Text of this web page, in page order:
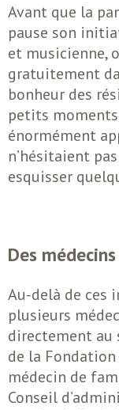
Avant que la
pause son
et musicienne,
gratuitement
bonheur des
petits
énormément
n’hésitaient
esquisser
Des
Au-delà de ces
plusieurs
directement au
de la Fondation
médecin de
Conseil